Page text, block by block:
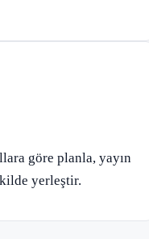
göre planla, yayın
yerleştir.